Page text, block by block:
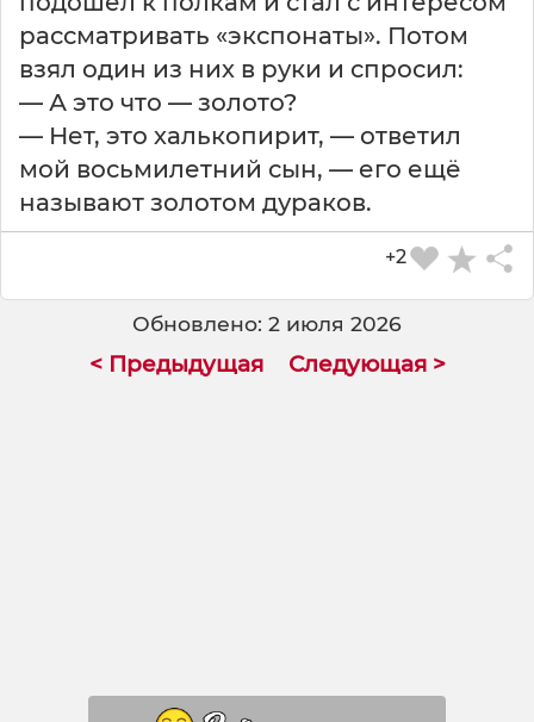
рассматривать «экспонаты». Потом
взял один из них в руки и спросил:
— А это что — золото?
— Нет, это халькопирит, — ответил
мой восьмилетний сын, — его ещё
называют золотом дураков.
+2
Обновлено: 2 июля 2026
< Предыдущая Следующая >